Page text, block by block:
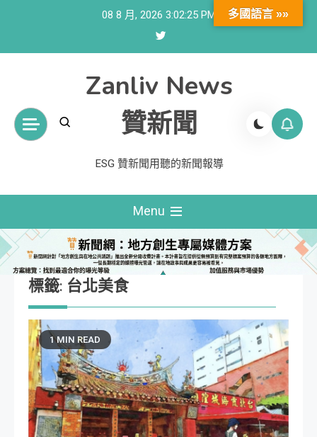
08 8 月, 2026 3:02:26 PM
Zanliv News
贊新聞
ESG 贊新聞用聽的新聞報導
Menu
標籤: 台北美食
1 MIN READ
多國語言 »»